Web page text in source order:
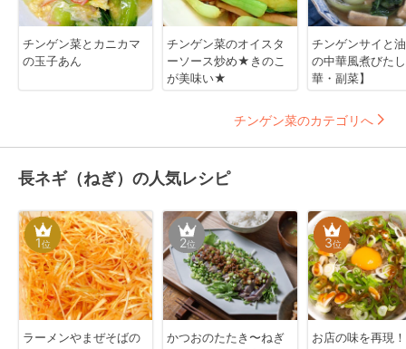
チンゲン菜とカニカマ
の玉子あん
チンゲン菜のオイスタ
ーソース炒め★きのこ
が美味い★
チンゲンサイと
の中華風煮びた
華・副菜】
チンゲン菜のカテゴリへ
長ネギ（ねぎ）の人気レシピ
1位
ラーメンやまぜそばの
2位
かつおのたたき〜ねぎ
3位
お店の味を再現